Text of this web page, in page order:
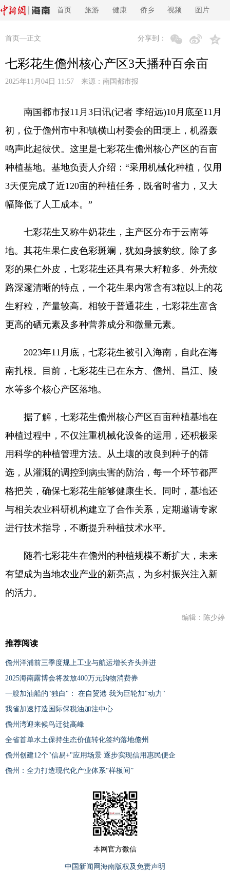
首页 旅游 健康 侨乡 视频 图片
首页 —正文 分享到：
七彩花生儋州核心产区3天播种百余亩
2025年11月04日 11:57 来源： 南国都市报
南国都市报11月3日讯(记者 李绍远)10月底至11月
初，位于儋州市中和镇横山村委会的田埂上，机器轰
鸣声此起彼伏。这里是七彩花生儋州核心产区的百亩
种植基地。基地负责人介绍：“采用机械化种植，仅用
3天便完成了近120亩的种植任务，既省时省力，又大
幅降低了人工成本。”
七彩花生又称牛奶花生，主产区分布于云南等
地。其花生果仁皮色彩斑斓，犹如身披豹纹。除了多
彩的果仁外皮，七彩花生还具有果大籽粒多、外壳纹
路深邃清晰的特点，一个花生果内常含有3粒以上的花
生籽粒，产量较高。相较于普通花生，七彩花生富含
更高的硒元素及多种营养成分和微量元素。
2023年11月底，七彩花生被引入海南，自此在海
南扎根。目前，七彩花生已在东方、儋州、昌江、陵
水等多个核心产区落地。
据了解，七彩花生儋州核心产区百亩种植基地在
种植过程中，不仅注重机械化设备的运用，还积极采
用科学的种植管理方法。从土壤的改良到种子的筛
选，从灌溉的调控到病虫害的防治，每一个环节都严
格把关，确保七彩花生能够健康生长。同时，基地还
与相关农业科研机构建立了合作关系，定期邀请专家
进行技术指导，不断提升种植技术水平。
随着七彩花生在儋州的种植规模不断扩大，未来
有望成为当地农业产业的新亮点，为乡村振兴注入新
的活力。
编辑：陈少婷
推荐阅读
儋州洋浦前三季度规上工业与航运增长齐头并进
2025海南露博会将发放400万元购物消费券
一艘加油船的"独白"： 在自贸港 我为巨轮加"动力"
我省加速打造国际保税油加注中心
儋州湾迎来候鸟迁徙高峰
全省首单水土保持生态价值转化签约落地儋州
儋州创建12个"信易+"应用场景 逐步实现信用惠民便企
儋州：全力打造现代化产业体系“样板间”
本网官方微信
中国新闻网海南版权及免责声明